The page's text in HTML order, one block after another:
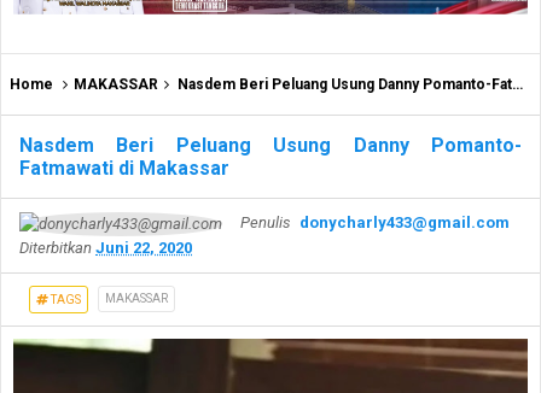
Home MAKASSAR Nasdem Beri Peluang Usung Danny Pomanto-Fatmawati di Makassar
Nasdem Beri Peluang Usung Danny Pomanto-
Fatmawati di Makassar
Penulis donycharly433@gmail.com
Diterbitkan Juni 22, 2020
TAGS MAKASSAR